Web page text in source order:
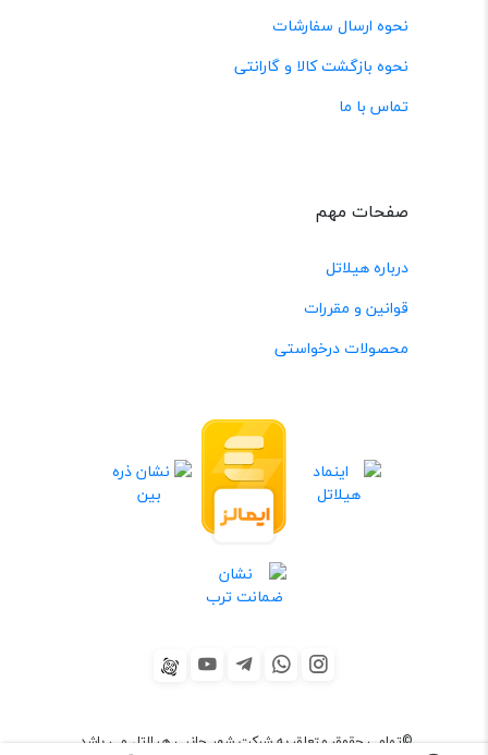
نحوه ارسال سفارشات
نحوه بازگشت کالا و گارانتی
تماس با ما
صفحات مهم
درباره هیلاتل
قوانین و مقررات
محصولات درخواستی
©تمامی حقوق متعلق به شرکت شهر جانبی هیلاتل می باشد.